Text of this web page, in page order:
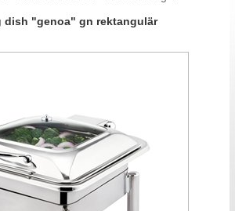
dish "genoa" gn rektangulär